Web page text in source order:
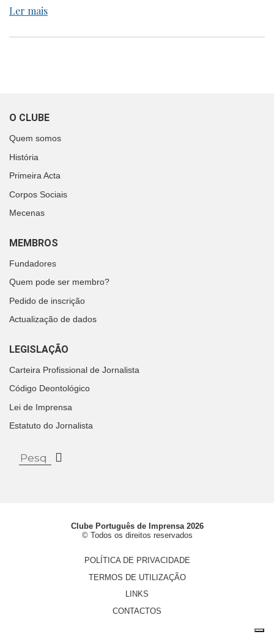
Ler mais
O CLUBE
Quem somos
História
Primeira Acta
Corpos Sociais
Mecenas
MEMBROS
Fundadores
Quem pode ser membro?
Pedido de inscrição
Actualização de dados
LEGISLAÇÃO
Carteira Profissional de Jornalista
Código Deontológico
Lei de Imprensa
Estatuto do Jornalista
Clube Português de Imprensa 2026
© Todos os direitos reservados
POLÍTICA DE PRIVACIDADE
TERMOS DE UTILIZAÇÃO
LINKS
CONTACTOS